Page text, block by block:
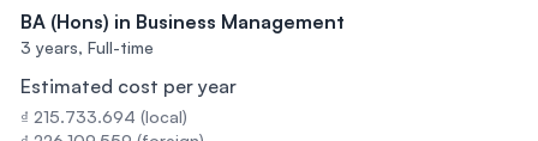
BA (Hons) in Business Management
3 years, Full-time
Estimated cost per year
₫ 215.733.694 (local)